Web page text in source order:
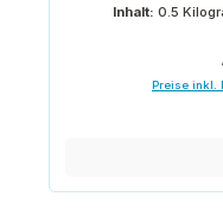
Inhalt: 0.5
Preise inkl.